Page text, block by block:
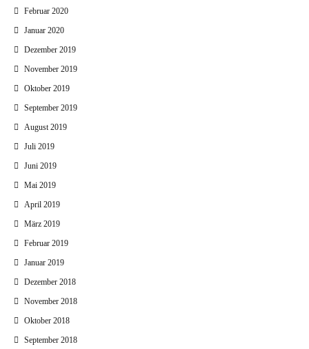
Februar 2020
Januar 2020
Dezember 2019
November 2019
Oktober 2019
September 2019
August 2019
Juli 2019
Juni 2019
Mai 2019
April 2019
März 2019
Februar 2019
Januar 2019
Dezember 2018
November 2018
Oktober 2018
September 2018